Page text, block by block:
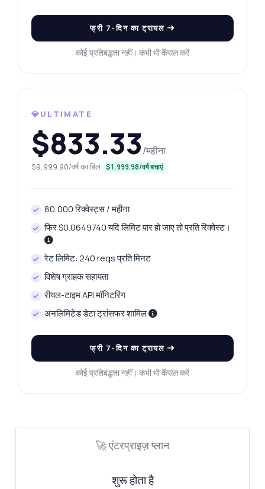
फ्री 7-दिन का ट्रायल
कोई प्रतिबद्धता नहीं। कभी भी कैंसल करें
💎ULTIMATE
$833.33/महीना
$9,999.90/वर्ष का बिल $1,999.98/वर्ष बचाएं
80,000 रिक्वेस्ट्स / महीना
फिर $0.0649740 यदि लिमिट पार हो जाए तो प्रति रिक्वेस्ट।
रेट लिमिट: 240 reqs प्रति मिनट
विशेष ग्राहक सहायता
रीयल-टाइम API मॉनिटरिंग
अनलिमिटेड डेटा ट्रांसफर शामिल
फ्री 7-दिन का ट्रायल
कोई प्रतिबद्धता नहीं। कभी भी कैंसल करें
🚀 एंटरप्राइज़ प्लान
शुरू होता है